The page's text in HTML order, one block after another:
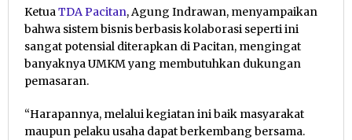
KetuaTDA Pacitan, Agung Indrawan, menyampaikan
bahwa sistem bisnis berbasis kolaborasi seperti ini
sangat potensial diterapkan di Pacitan, mengingat
banyaknya UMKM yang membutuhkan dukungan
pemasaran.
“Harapannya, melalui kegiatan ini baik masyarakat
maupun pelaku usaha dapat berkembang bersama.